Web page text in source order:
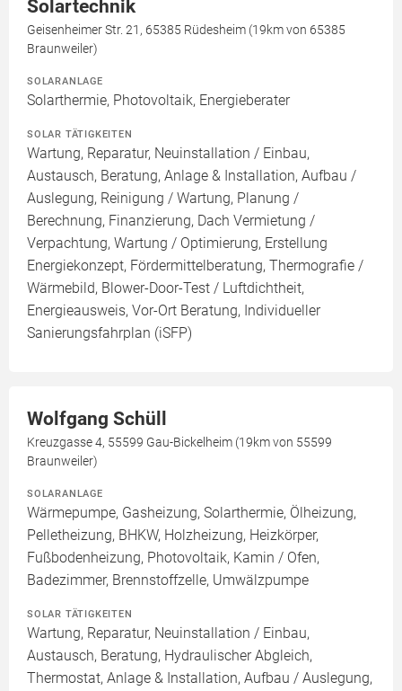
Solartechnik
Geisenheimer Str. 21, 65385 Rüdesheim (19km von 65385
Braunweiler)
SOLARANLAGE
Solarthermie, Photovoltaik, Energieberater
SOLAR TÄTIGKEITEN
Wartung, Reparatur, Neuinstallation / Einbau,
Austausch, Beratung, Anlage & Installation, Aufbau /
Auslegung, Reinigung / Wartung, Planung /
Berechnung, Finanzierung, Dach Vermietung /
Verpachtung, Wartung / Optimierung, Erstellung
Energiekonzept, Fördermittelberatung, Thermografie /
Wärmebild, Blower-Door-Test / Luftdichtheit,
Energieausweis, Vor-Ort Beratung, Individueller
Sanierungsfahrplan (iSFP)
Wolfgang Schüll
Kreuzgasse 4, 55599 Gau-Bickelheim (19km von 55599
Braunweiler)
SOLARANLAGE
Wärmepumpe, Gasheizung, Solarthermie, Ölheizung,
Pelletheizung, BHKW, Holzheizung, Heizkörper,
Fußbodenheizung, Photovoltaik, Kamin / Ofen,
Badezimmer, Brennstoffzelle, Umwälzpumpe
SOLAR TÄTIGKEITEN
Wartung, Reparatur, Neuinstallation / Einbau,
Austausch, Beratung, Hydraulischer Abgleich,
Thermostat, Anlage & Installation, Aufbau / Auslegung,